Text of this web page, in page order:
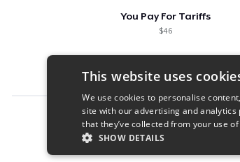
You Pay For Tariffs
$46
Report this product
This website uses
We use cookies to personalise
site with our advertising and
that they’ve collected from your use
SHOW DETAILS